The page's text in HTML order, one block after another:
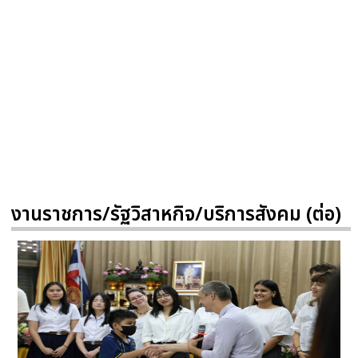
งานราชการ/รัฐวิสาหกิจ/บริการสังคม (ต่อ)